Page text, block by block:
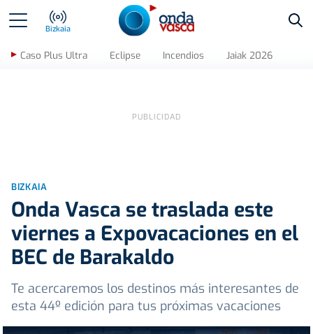
Bizkaia
Caso Plus Ultra Eclipse Incendios Jaiak 2026
BIZKAIA
Onda Vasca se traslada este
viernes a Expovacaciones en el
BEC de Barakaldo
Te acercaremos los destinos más interesantes de
esta 44º edición para tus próximas vacaciones